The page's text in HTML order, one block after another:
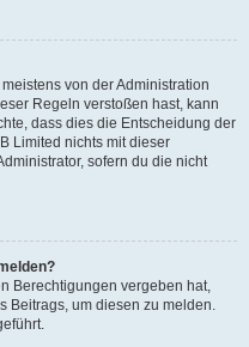
von der Administration
Regeln verstoßen hast, kann
dass dies die Entscheidung der
Limited nichts mit dieser
sofern du die nicht
Berechtigungen vergeben hat,
Beitrags, um diesen zu melden.